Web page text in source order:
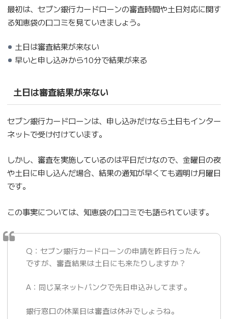
最初は、セブン銀行カードローンの審査時間や土日対応に関す
る知恵袋の口コミを見ていきましょう。
土日は審査結果が来ない
早いと申し込みから10分で結果が来る
土日は審査結果が来ない
セブン銀行カードローンは、申し込みだけなら土日もインター
ネットで受け付けています。
しかし、審査を実施しているのは平日だけなので、金曜日の夜
や土日に申し込んだ場合、結果の通知が早くても週明け月曜日
です。
この事実については、知恵袋の口コミでも語られています。
Q：セブン銀行カードローンの申請を昨日行ったん
ですが、審査結果は土日にも来たりしますか？
A：同じ某ネットバンクで先日申込みしてます。
銀行窓口の休業日は審査は休みでしょうね。